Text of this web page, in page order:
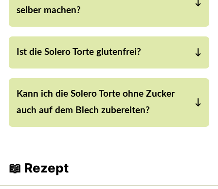
selber machen?
Ja, das ist kein Problem. Anstelle von Frischkäse
Frischkäse nehmen.
Ist die Solero Torte glutenfrei?
Ja, wie auch 99,9 Prozent der anderen Rezepte,
Rezept für die Solero Torte glutenfrei.
Kann ich die Solero Torte ohne Zucker
auch auf dem Blech zubereiten?
Ja, das geht natürlich auch. Je nachdem wie groß
verdreifachen und einen Backrahmen verwenden.
📖 Rezept